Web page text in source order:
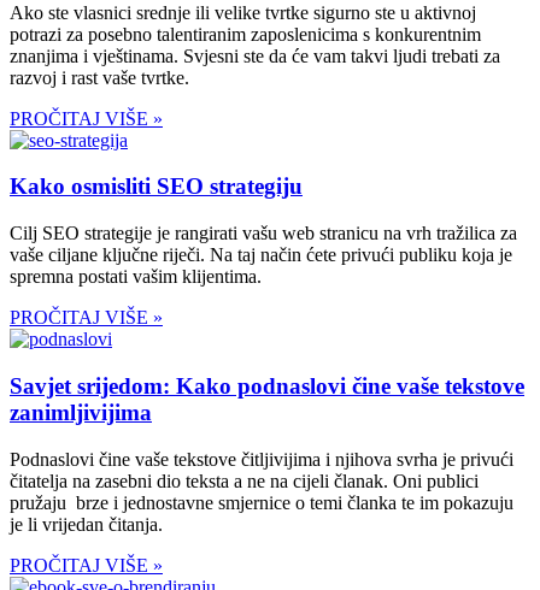
Ako ste vlasnici srednje ili velike tvrtke sigurno ste u aktivnoj
potrazi za posebno talentiranim zaposlenicima s konkurentnim
znanjima i vještinama. Svjesni ste da će vam takvi ljudi trebati za
razvoj i rast vaše tvrtke.
PROČITAJ VIŠE »
Kako osmisliti SEO strategiju
Cilj SEO strategije je rangirati vašu web stranicu na vrh tražilica za
vaše ciljane ključne riječi. Na taj način ćete privući publiku koja je
spremna postati vašim klijentima.
PROČITAJ VIŠE »
Savjet srijedom: Kako podnaslovi čine vaše tekstove
zanimljivijima
Podnaslovi čine vaše tekstove čitljivijima i njihova svrha je privući
čitatelja na zasebni dio teksta a ne na cijeli članak. Oni publici
pružaju brze i jednostavne smjernice o temi članka te im pokazuju
je li vrijedan čitanja.
PROČITAJ VIŠE »